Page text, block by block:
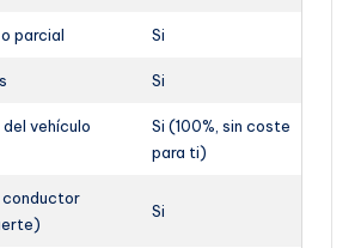
parcial Si
Si
vehículo
Si (100%, sin coste
para ti)
Si